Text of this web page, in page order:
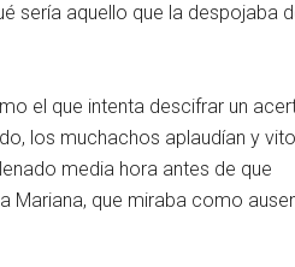
sería aquello que la despojaba
el que intenta descifrar un
los muchachos aplaudían y
media hora antes de que
Mariana, que miraba como